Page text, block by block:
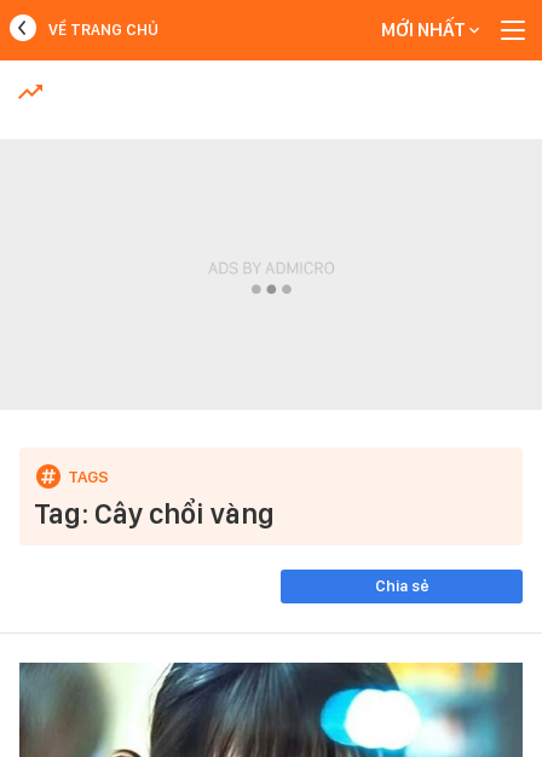
MỚI NHẤT
VỀ TRANG CHỦ MỚI NHẤT
Tag: Cây chổi vàng
Chia sẻ